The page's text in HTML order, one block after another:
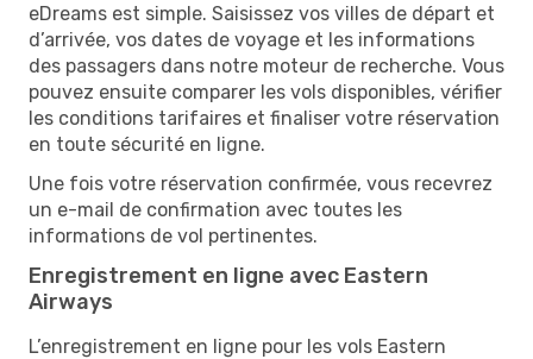
eDreams est simple. Saisissez vos villes de départ et
d’arrivée, vos dates de voyage et les informations
des passagers dans notre moteur de recherche. Vous
pouvez ensuite comparer les vols disponibles, vérifier
les conditions tarifaires et finaliser votre réservation
en toute sécurité en ligne.
Une fois votre réservation confirmée, vous recevrez
un e-mail de confirmation avec toutes les
informations de vol pertinentes.
Enregistrement en ligne avec Eastern
Airways
L’enregistrement en ligne pour les vols Eastern